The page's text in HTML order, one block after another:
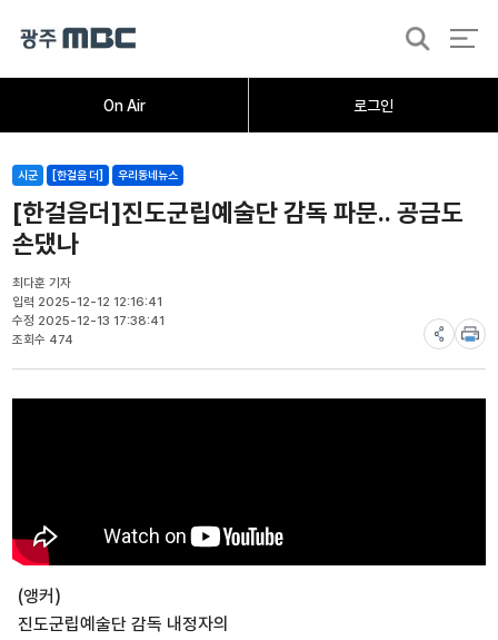
On Air 로그인
검
오늘의뉴스뉴스데스크 취재가시작되자
시군 [한걸음 더] 우리동네뉴스
[한걸음더]진도군립예술단 감독 파문.. 공금도
손댔나
최다훈 기자
입력 2025-12-12 12:16:41
수정 2025-12-13 17:38:41
조회수 474
(앵커)
진도군립예술단 감독 내정자의